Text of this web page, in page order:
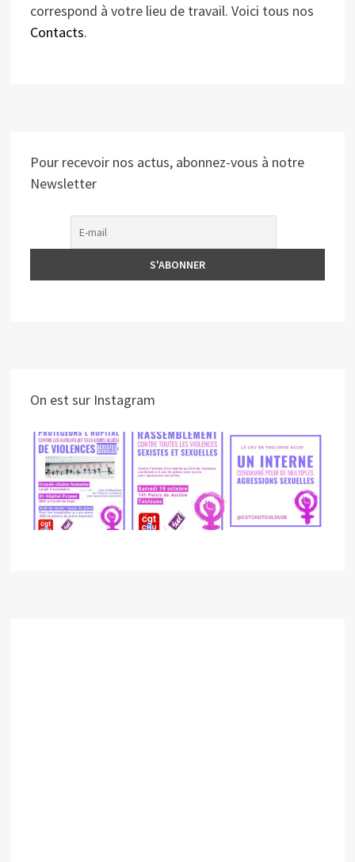
correspond à votre lieu de travail. Voici tous nos
Contacts.
Pour recevoir nos actus, abonnez-vous à notre
Newsletter
On est sur Instagram